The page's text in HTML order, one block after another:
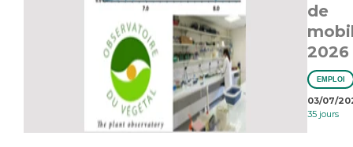
de
2026
EMPLOI
03/07/
35 jours